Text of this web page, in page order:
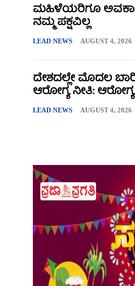
ಮಹಿಳೆಯರಿಗೂ ಅವಕಾಶ
ನಮ್ಮ ಪಕ್ಷವಿಲ್ಲ
LEAD NEWS AUGUST 4, 2026
ದೇಶದಲ್ಲೇ ಮೊದಲ
ಆರೋಗ್ಯ ನೀತಿ:
LEAD NEWS AUGUST 4, 2026